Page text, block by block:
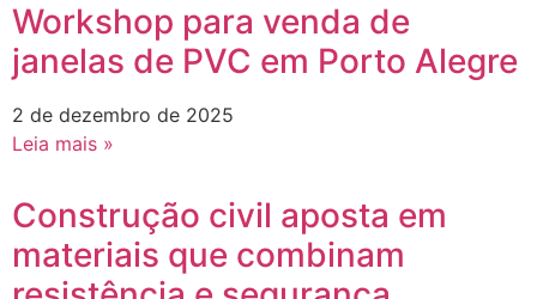
Workshop para venda de
janelas de PVC em Porto Alegre
2 de dezembro de 2025
Leia mais »
Construção civil aposta em
materiais que combinam